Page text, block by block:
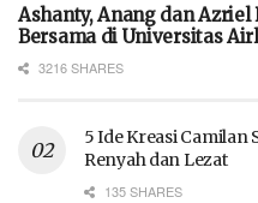
Ashanty, Anang dan Azriel
Bersama di Universitas
3216 SHARES
5 Ide Kreasi Camilan
Renyah dan Lezat
135 SHARES